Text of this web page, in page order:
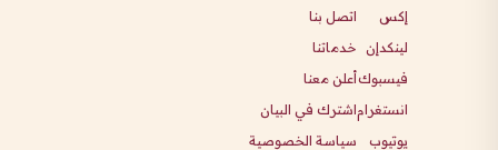
إكس
لينكدإن
فيسبوك
انستغرام
يوتيوب
اتصل بنا
خدماتنا
أعلن معنا
اشترك في البيان
سياسة الخصوصية